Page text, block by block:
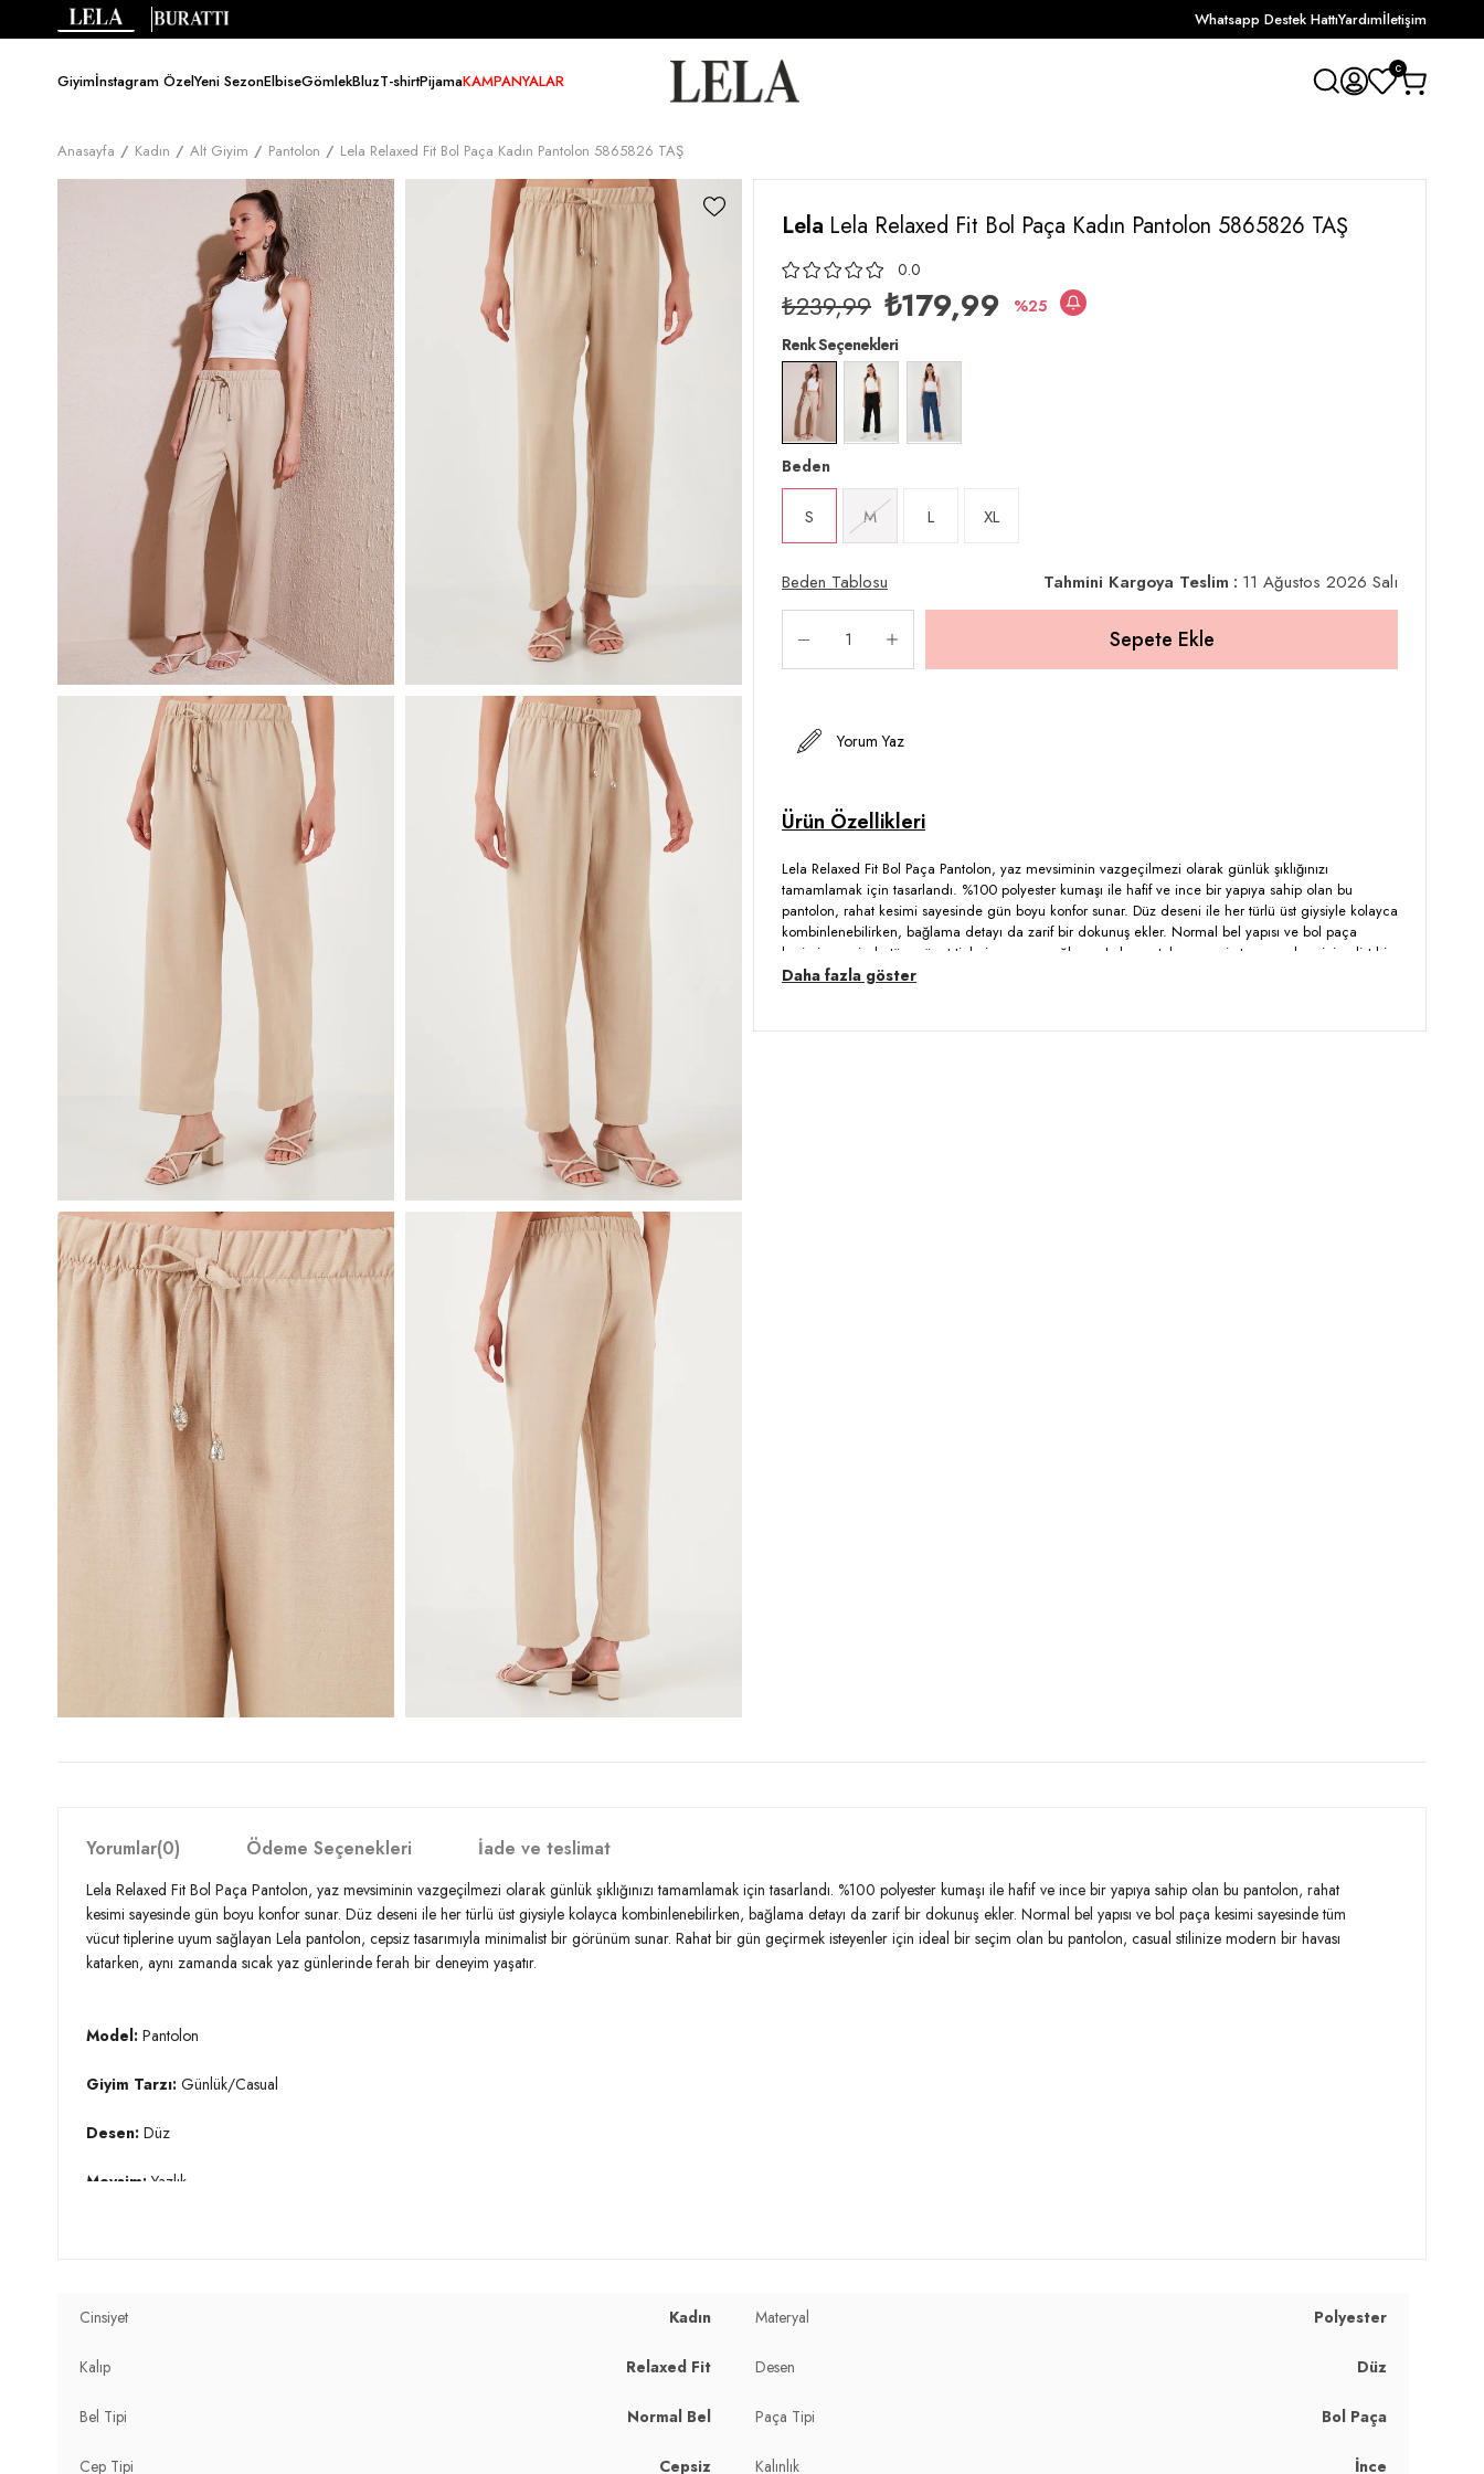
Whatsapp Destek HattıYardımİletişim
Giyimİnstagram ÖzelYeni SezonElbiseGömlekBluzT-shirtPijamaKAMPANYALAR
0
Anasayfa Kadın Alt Giyim Pantolon Lela Relaxed Fit Bol Paça Kadın Pantolon 5865826 TAŞ
Lela Lela Relaxed Fit Bol Paça Kadın Pantolon 5865826 TAŞ
0.0
₺239,99 ₺179,99
25
Renk Seçenekleri
Beden
S M L XL
Beden Tablosu Tahmini Kargoya Teslim : 11 Ağustos 2026 Salı
Yorum Yaz
Lela Relaxed Fit Bol Paça Pantolon, yaz mevsiminin vazgeçilmezi olarak günlük şıklığınızı
tamamlamak için tasarlandı. %100 polyester kumaşı ile hafif ve ince bir yapıya sahip olan bu
pantolon, rahat kesimi sayesinde gün boyu konfor sunar. Düz deseni ile her türlü üst giysiyle kolayca
kombinlenebilirken, bağlama detayı da zarif bir dokunuş ekler. Normal bel yapısı ve bol paça
kesimi sayesinde tüm vücut tiplerine uyum sağlayan Lela pantolon, cepsiz tasarımıyla minimalist bir
görünüm sunar. Rahat bir gün geçirmek isteyenler için ideal bir seçim olan bu pantolon, casual
Daha fazla göster
Yorumlar(0) Ödeme Seçenekleri İade ve teslimat
Lela Relaxed Fit Bol Paça Pantolon, yaz mevsiminin vazgeçilmezi olarak günlük şıklığınızı tamamlamak için tasarlandı. %100 polyester kumaşı ile hafif ve ince bir yapıya sahip olan bu pantolon, rahat
kesimi sayesinde gün boyu konfor sunar. Düz deseni ile her türlü üst giysiyle kolayca kombinlenebilirken, bağlama detayı da zarif bir dokunuş ekler. Normal bel yapısı ve bol paça kesimi sayesinde tüm
vücut tiplerine uyum sağlayan Lela pantolon, cepsiz tasarımıyla minimalist bir görünüm sunar. Rahat bir gün geçirmek isteyenler için ideal bir seçim olan bu pantolon, casual stilinize modern bir havası
katarken, aynı zamanda sıcak yaz günlerinde ferah bir deneyim yaşatır.
Model: Pantolon
Giyim Tarzı: Günlük/Casual
Desen: Düz
Mevsim:Yazlık
Cep Tipi:
Astar Durumu:
Bel:Normal Bel
Cinsiyet Kadın Materyal Polyester
Kalıp Relaxed Fit Desen Düz
Bel Tipi Normal Bel Paça Tipi Bol Paça
Cep Tipi Cepsiz Kalınlık İnce